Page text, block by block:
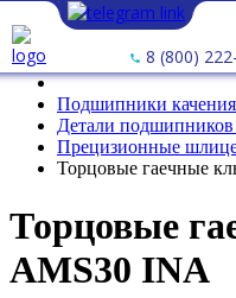
8 (800)
Подшипники качения
Детали
Прецизионные
Торцовые гаечные
Торцовые
AMS30 INA